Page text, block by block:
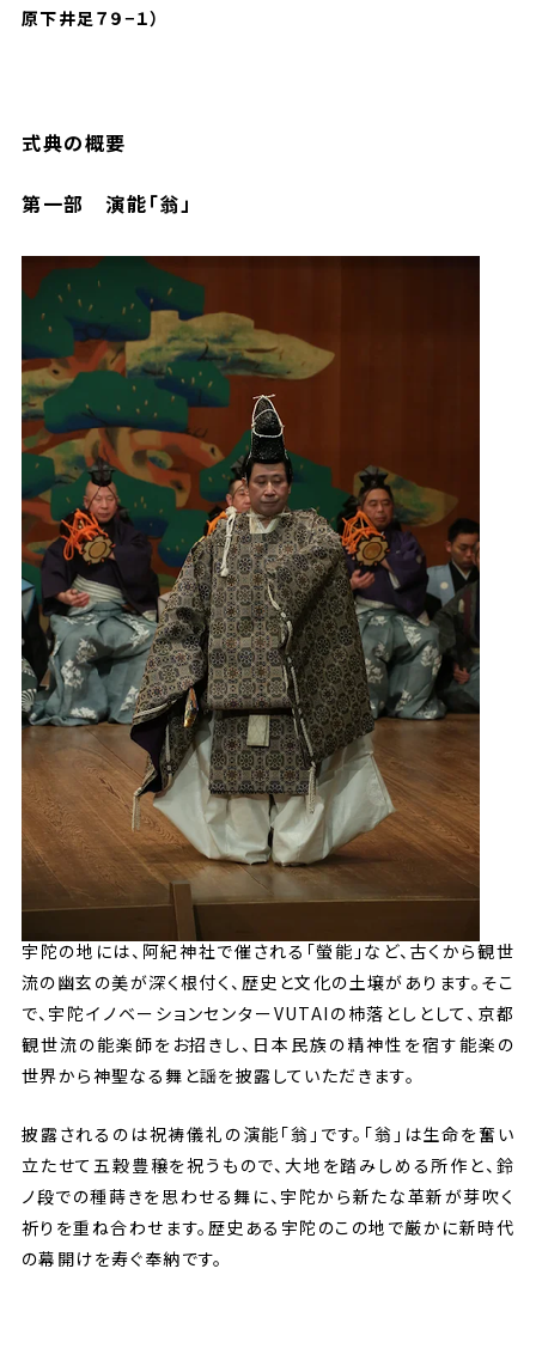
原下井足７９−１）
式典の概要
第一部 演能「翁」
宇陀の地には、阿紀神社で催される「螢能」など、古くから観世
流の幽玄の美が深く根付く、歴史と文化の土壌があります。そこ
で、宇陀イノベーションセンターVUTAIの杮落としとして、京都
観世流の能楽師をお招きし、日本民族の精神性を宿す能楽の
世界から神聖なる舞と謡を披露していただきます。
披露されるのは祝祷儀礼の演能「翁」です。「翁」は生命を奮い
立たせて五穀豊穣を祝うもので、大地を踏みしめる所作と、鈴
ノ段での種蒔きを思わせる舞に、宇陀から新たな革新が芽吹く
祈りを重ね合わせます。歴史ある宇陀のこの地で厳かに新時代
の幕開けを寿ぐ奉納です。